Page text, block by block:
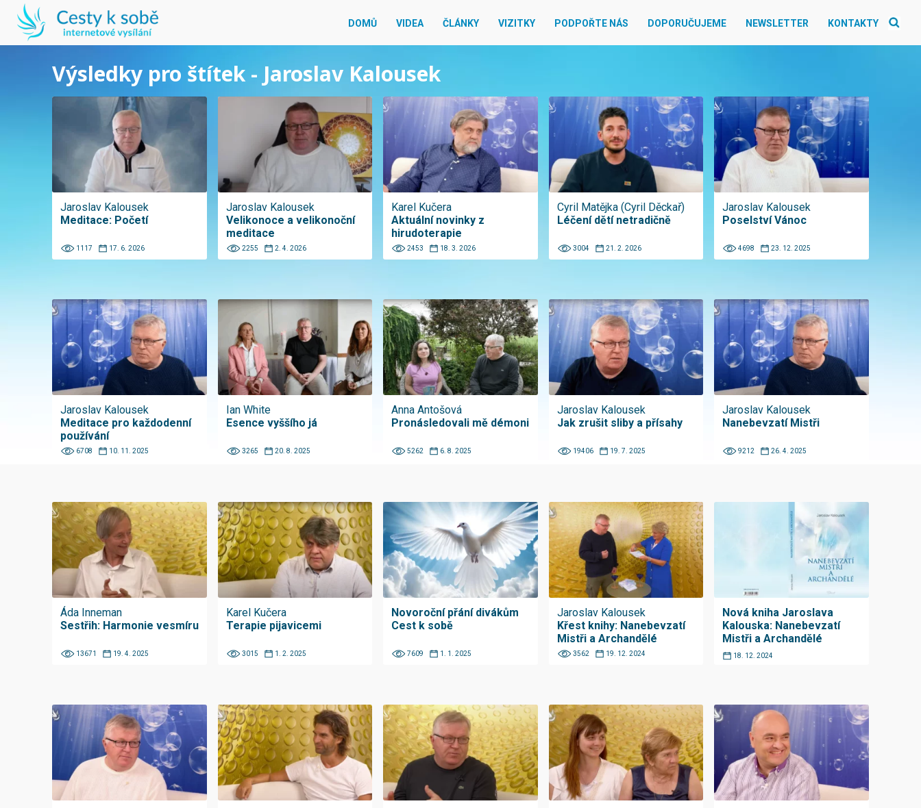
DOMŮ VIDEA ČLÁNKY VIZITKY PODPOŘTE NÁS DOPORUČUJEME NEWSLETTER KONTAKTY
Výsledky pro štítek - Jaroslav Kalousek
Jaroslav Kalousek
Meditace: Početí
1117 17. 6. 2026
Jaroslav Kalousek
Velikonoce a velikonoční
meditace
2255 2. 4. 2026
Karel Kučera
Aktuální novinky z
hirudoterapie
2453 18. 3. 2026
Cyril Matějka (Cyril Děckař)
Léčení dětí netradičně
3004 21. 2. 2026
Jaroslav Kalousek
Poselství Vánoc
4698 23. 12. 2025
Jaroslav Kalousek
Meditace pro každodenní
používání
6708 10. 11. 2025
Ian White
Esence vyššího já
3265 20. 8. 2025
Anna Antošová
Pronásledovali mě démoni
5262 6. 8. 2025
Jaroslav Kalousek
Jak zrušit sliby a přísahy
19406 19. 7. 2025
Jaroslav Kalousek
Nanebevzatí Mistři
9212 26. 4. 2025
Áda Inneman
Sestřih: Harmonie vesmíru
13671 19. 4. 2025
Karel Kučera
Terapie pijavicemi
3015 1. 2. 2025
Novoroční přání divákům
Cest k sobě
7609 1. 1. 2025
Jaroslav Kalousek
Křest knihy: Nanebevzatí
Mistři a Archandělé
3562 19. 12. 2024
Nová kniha Jaroslava
Kalouska: Nanebevzatí
Mistři a Archandělé
18. 12. 2024